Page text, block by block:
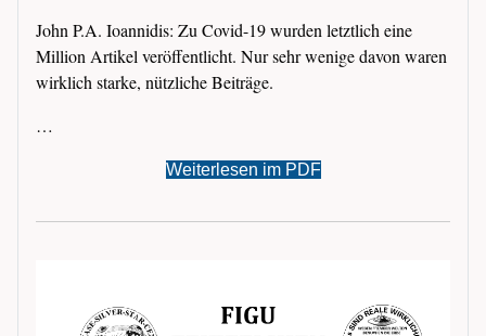
John P.A. Ioannidis: Zu Covid-19 wurden letztlich eine
Million Artikel veröffentlicht. Nur sehr wenige davon waren
wirklich starke, nützliche Beiträge.
…
Weiterlesen im PDF